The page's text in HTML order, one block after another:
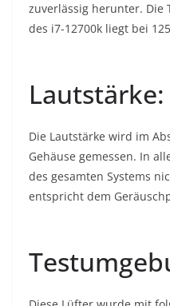
zuverlässig herunter. Die
des i7-12700k liegt bei
Lautstärke:
Die Lautstärke wird im
Gehäuse gemessen. In
des gesamten Systems
entspricht dem